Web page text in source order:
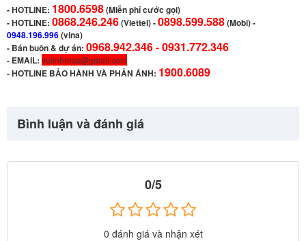
-HOTLINE: 1800.6598(Miễn phí cước gọi)
- HOTLINE: 0868.246.246(Viettel)-0898.599.588(Mobi) -
0948.196.996(vina)
- Bán buôn & dự án: 0968.942.346 -0931.772.346
- EMAIL: vulinhrose@gmail.com
-HOTLINE BẢO HÀNH VÀ PHẢN ÁNH: 1900.6089
Bình luận và đánh giá
0/5
0 đánh giá và nhận xét